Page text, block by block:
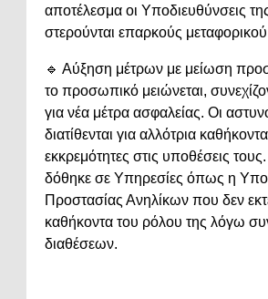
αποτέλεσμα οι Υποδιευθύνσεις
στερούνται επαρκούς
🔹 Αύξηση μέτρων με μείωση
το προσωπικό μειώνεται,
για νέα μέτρα ασφαλείας. Οι
διατίθενται για αλλότρια
εκκρεμότητες στις υποθέσεις
δόθηκε σε Υπηρεσίες όπως η
Προστασίας Ανηλίκων που δεν
καθήκοντα του ρόλου της λόγω
διαθέσεων.